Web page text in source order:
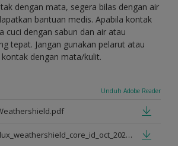
dengan mata, segera bilas dengan air
bantuan medis. Apabila kontak
cuci dengan sabun dan air atau
tepat. Jangan gunakan pelarut atau
dengan mata/kulit.
Unduh Adobe Reader
tds_a918_dulux_weathershield_core_id_oct_2021.pdf